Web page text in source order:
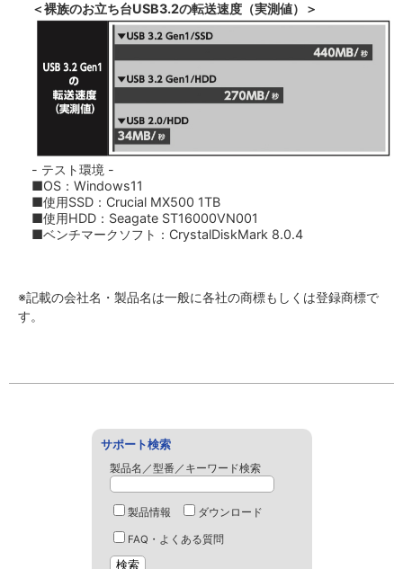
＜裸族のお立ち台USB3.2の転送速度（実測値）＞
- テスト環境 -
■OS：Windows11
■使用SSD：Crucial MX500 1TB
■使用HDD：Seagate ST16000VN001
■ベンチマークソフト：CrystalDiskMark 8.0.4
※記載の会社名・製品名は一般に各社の商標もしくは登録商標で
す。
サポート検索
製品名／型番／キーワード検索
製品情報 ダウンロード
FAQ・よくある質問